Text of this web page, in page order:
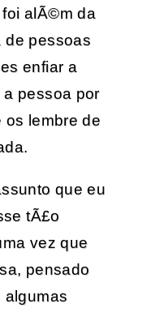
alÃ©m da
de pessoas
enfiar a
pessoa por
os lembre de
que eu
tÃ£o
vez que
pensado
algumas